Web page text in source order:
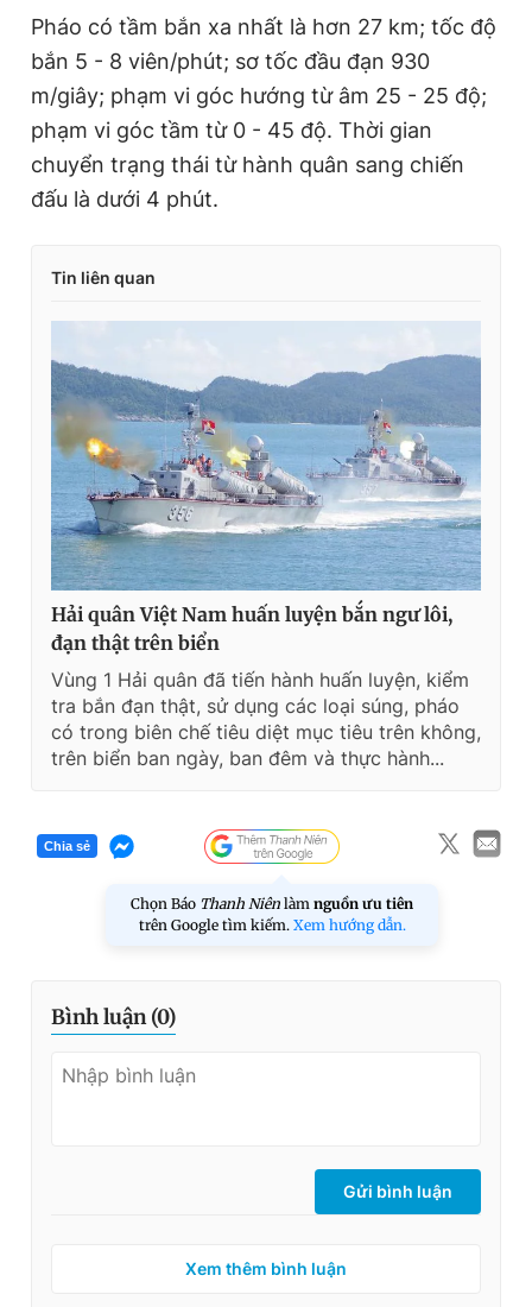
Pháo có tầm bắn xa nhất là hơn 27 km; tốc độ
bắn 5 - 8 viên/phút; sơ tốc đầu đạn 930
m/giây; phạm vi góc hướng từ âm 25 - 25 độ;
phạm vi góc tầm từ 0 - 45 độ. Thời gian
chuyển trạng thái từ hành quân sang chiến
đấu là dưới 4 phút.
Tin liên quan
Hải quân Việt Nam huấn luyện bắn ngư lôi,
đạn thật trên biển
Vùng 1 Hải quân đã tiến hành huấn luyện, kiểm
tra bắn đạn thật, sử dụng các loại súng, pháo
có trong biên chế tiêu diệt mục tiêu trên không,
trên biển ban ngày, ban đêm và thực hành...
Chia sẻ
Chọn Báo Thanh Niên làm nguồn ưu tiên
trên Google tìm kiếm. Xem hướng dẫn.
Bình luận (0)
Gửi bình luận
Xem thêm bình luận